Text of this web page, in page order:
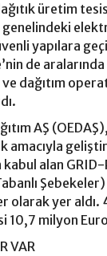
üretim
genelindeki
yapılara
de
dağıtım
AŞ
amacıyla
alan GRID-
olarak yer aldı.
10,7 milyon
VAR